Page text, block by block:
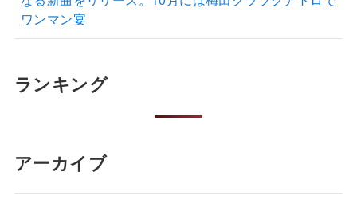
ワンマン宴
ランキング
アーカイブ